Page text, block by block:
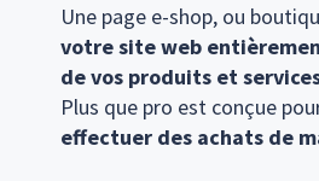
Une page e-shop, ou
votre site web
de vos produits et
Plus que pro est conçue
effectuer des achats de